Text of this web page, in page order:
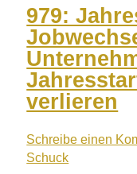
von
Unternehmern
mit
Nellie
Winter
979:
verlieren
Schreibe einen
Schuck